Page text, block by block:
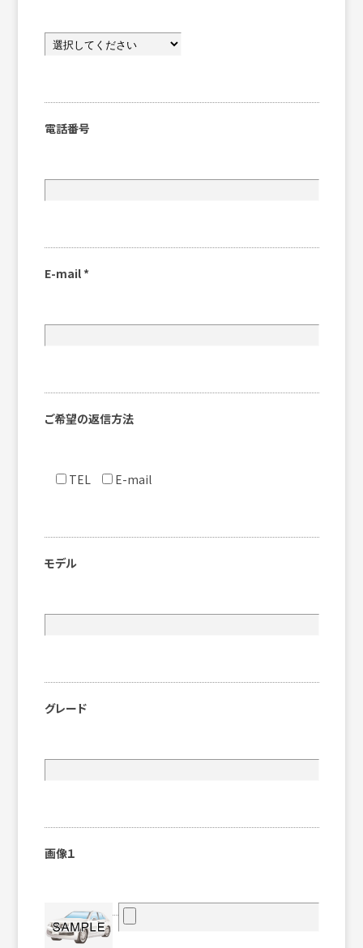
電話番号
E-mail *
ご希望の返信方法
TEL E-mail
モデル
グレード
画像１